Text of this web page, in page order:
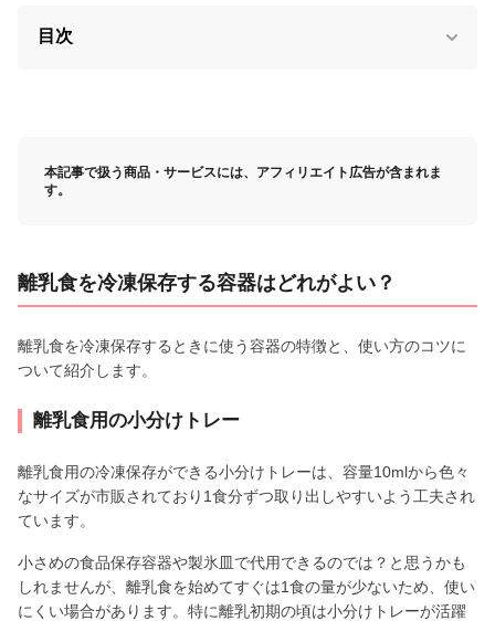
目次
本記事で扱う商品・サービスには、アフィリエイト広告が含まれま
す。
離乳食を冷凍保存する容器はどれがよい？
離乳食を冷凍保存するときに使う容器の特徴と、使い方のコツに
ついて紹介します。
離乳食用の小分けトレー
離乳食用の冷凍保存ができる小分けトレーは、容量10mlから色々
なサイズが市販されており1食分ずつ取り出しやすいよう工夫され
ています。
小さめの食品保存容器や製氷皿で代用できるのでは？と思うかも
しれませんが、離乳食を始めてすぐは1食の量が少ないため、使い
にくい場合があります。特に離乳初期の頃は小分けトレーが活躍